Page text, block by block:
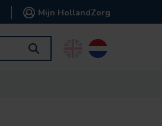
Mijn HollandZorg
EnglishNederlands